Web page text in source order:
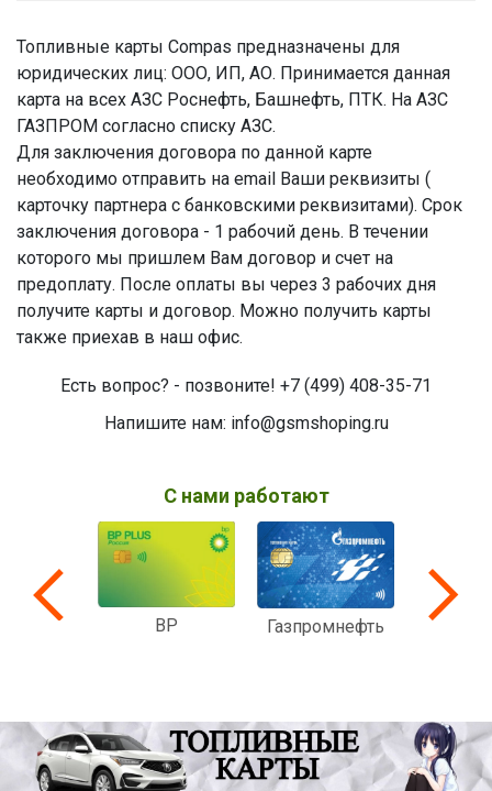
Топливные карты Compas предназначены для
юридических лиц: ООО, ИП, АО. Принимается данная
карта на всех АЗС Роснефть, Башнефть, ПТК. На АЗС
ГАЗПРОМ согласно списку АЗС.
Для заключения договора по данной карте
необходимо отправить на email Ваши реквизиты (
карточку партнера с банковскими реквизитами). Срок
заключения договора - 1 рабочий день. В течении
которого мы пришлем Вам договор и счет на
предоплату. После оплаты вы через 3 рабочих дня
получите карты и договор. Можно получить карты
также приехав в наш офис.
Есть вопрос? - позвоните! +7 (499) 408-35-71
Напишите нам: info@gsmshoping.ru
С нами работают
BP Газпромнефть